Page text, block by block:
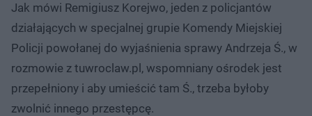
Jak mówi Remigiusz Korejwo, jeden z policjantów
działających w specjalnej grupie Komendy Miejskiej
Policji powołanej do wyjaśnienia sprawy Andrzeja Ś., w
rozmowie z tuwroclaw.pl, wspomniany ośrodek jest
przepełniony i aby umieścić tam Ś., trzeba byłoby
zwolnić innego przestępcę.